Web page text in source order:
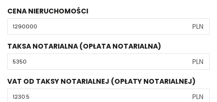
CENA NIERUCHOMOŚCI
PLN
TAKSA NOTARIALNA (OPŁATA NOTARIALNA)
PLN
VAT OD TAKSY NOTARIALNEJ (OPŁATY NOTARIALNEJ)
PLN